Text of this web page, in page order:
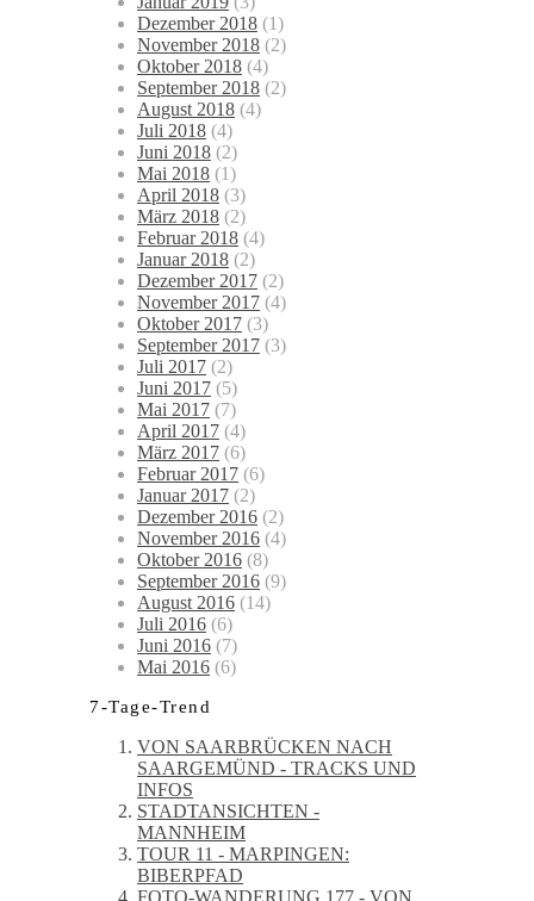
Dezember 2018 (1)
November 2018 (2)
Oktober 2018 (4)
September 2018 (2)
August 2018 (4)
Juli 2018 (4)
Juni 2018 (2)
Mai 2018 (1)
April 2018 (3)
März 2018 (2)
Februar 2018 (4)
Januar 2018 (2)
Dezember 2017 (2)
November 2017 (4)
Oktober 2017 (3)
September 2017 (3)
Juli 2017 (2)
Juni 2017 (5)
Mai 2017 (7)
April 2017 (4)
März 2017 (6)
Februar 2017 (6)
Januar 2017 (2)
Dezember 2016 (2)
November 2016 (4)
Oktober 2016 (8)
September 2016 (9)
August 2016 (14)
Juli 2016 (6)
Juni 2016 (7)
Mai 2016 (6)
7-Tage-Trend
VON SAARBRÜCKEN NACH
SAARGEMÜND - TRACKS UND
INFOS
STADTANSICHTEN -
MANNHEIM
TOUR 11 - MARPINGEN:
BIBERPFAD
FOTO-WANDERUNG 177 - VON